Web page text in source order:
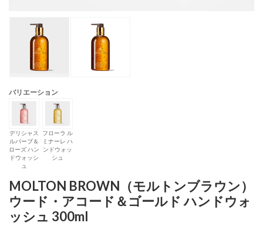
バリエーション
デリシャス
ルバーブ＆
ローズ ハン
ドウォッシ
ュ
フローラ ル
ミナーレ ハ
ンドウォッ
シュ
MOLTON BROWN（モルトンブラウン）
ウード・アコード＆ゴールド ハンドウォ
ッシュ 300ml